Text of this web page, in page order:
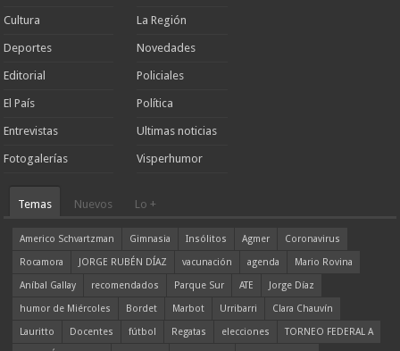
Cultura
Deportes
Editorial
El País
Entrevistas
Fotogalerías
La Región
Novedades
Policiales
Política
Ultimas noticias
Visperhumor
Temas Nuevos Lo +
Americo Schvartzman Gimnasia Insólitos Agmer
Coronavirus
Rocamora
JORGE RUBÉN DÍAZ vacunación agenda
Mario Rovina
Aníbal Gallay
recomendados Parque Sur ATE
Jorge Díaz
humor de Miércoles
Bordet Marbot Urribarri
Clara Chauvín
Lauritto
Docentes fútbol Regatas elecciones
TORNEO FEDERAL A